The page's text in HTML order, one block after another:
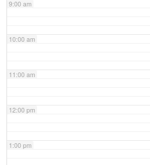
9:00 am
10:00 am
11:00 am
12:00 pm
1:00 pm